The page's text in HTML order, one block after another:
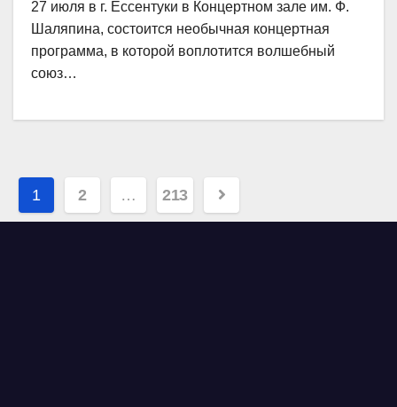
27 июля в г. Ессентуки в Концертном зале им. Ф.
Шаляпина, состоится необычная концертная
программа, в которой воплотится волшебный
союз…
Навигация
по
1 2 … 213